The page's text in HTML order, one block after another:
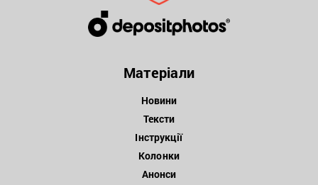
Матеріали
Новини
Тексти
Інструкції
Колонки
Анонси